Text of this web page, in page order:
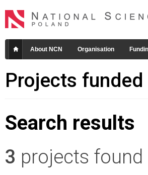
About NCN Organisation
Projects funded
Search results
3 projects